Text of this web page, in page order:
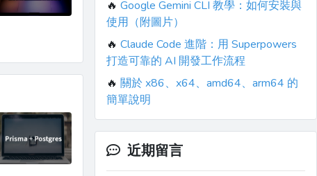
🔥 Google Gemini CLI 教學：如何安裝與
使用（附圖片）
🔥 Claude Code 進階：用 Superpowers
打造可靠的 AI 開發工作流程
🔥 關於 x86、x64、amd64、arm64 的
簡單說明
近期留言